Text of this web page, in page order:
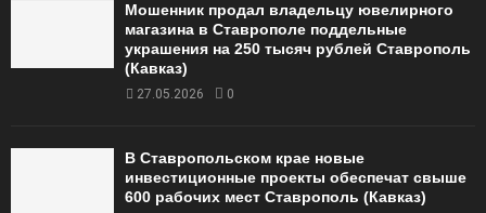
Мошенник продал владельцу ювелирного
магазина в Ставрополе поддельные
украшения на 250 тысяч рублей Ставрополь
(Кавказ)
27.05.2026 0
В Ставропольском крае новые
инвестиционные проекты обеспечат свыше
600 рабочих мест Ставрополь (Кавказ)